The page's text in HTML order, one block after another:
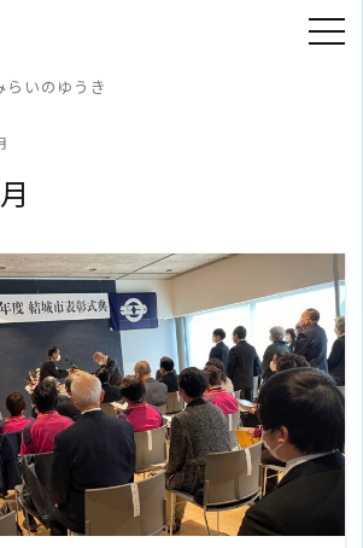
らいのゆうき
READ MORE